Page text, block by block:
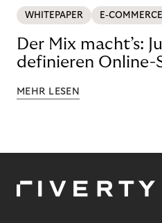
WHITEPAPER E-COMMERCE
Der Mix macht’s:
definieren Online-
MEHR LESEN